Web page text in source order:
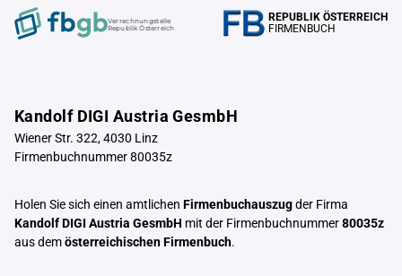
Verrechnungstelle
Republik Österreich
REPUBLIK ÖSTERREICH
FIRMENBUCH
Kandolf DIGI Austria GesmbH
Wiener Str. 322, 4030 Linz
Firmenbuchnummer 80035z
Holen Sie sich einen amtlichen Firmenbuchauszugder Firma
Kandolf DIGI Austria GesmbH mit der Firmenbuchnummer80035z
aus demösterreichischen Firmenbuch.